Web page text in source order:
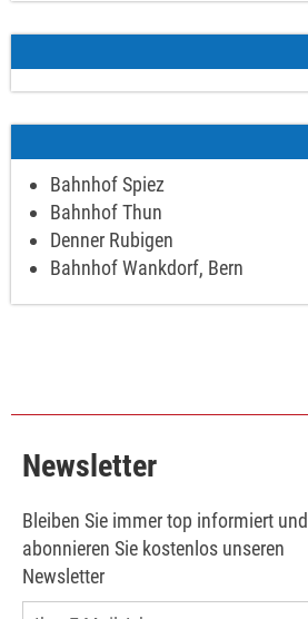
Bahnhof Spiez
Bahnhof Thun
Denner Rubigen
Bahnhof Wankdorf, Bern
Newsletter
Bleiben Sie immer top informiert und
abonnieren Sie kostenlos unseren
Newsletter